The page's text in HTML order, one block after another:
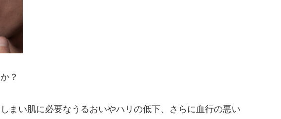
？
まい肌に必要なうるおいやハリの低下、さらに血行の悪い